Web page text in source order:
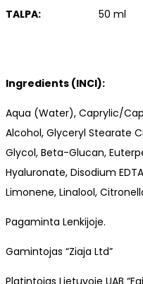
TALPA: 50 ml
Ingredients (INCI):
Aqua (Water), Caprylic/
Alcohol, Glyceryl Stearate
Glycol, Beta-Glucan,
Hyaluronate, Disodium
Limonene, Linalool,
Pagaminta Lenkijoje.
Gamintojas “Ziaja Ltd”